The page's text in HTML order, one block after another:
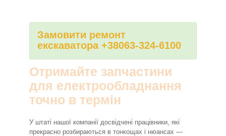
Замовити ремонт
екскаватора +38063-324-6100
Отримайте запчастини
для електрообладнання
точно в термін
У штаті нашої компанії досвідчені працівники, які
прекрасно розбираються в тонкощах і нюансах —